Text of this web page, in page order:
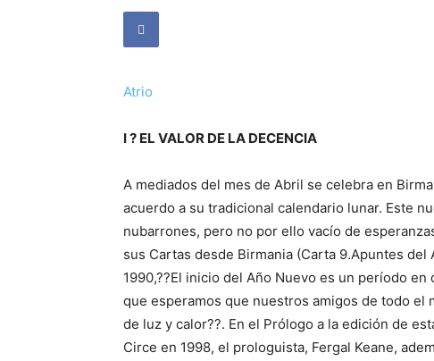
Atrio
I ? EL VALOR DE LA DECENCIA
A mediados del mes de Abril se celebra en
acuerdo a su tradicional calendario lunar. Este
nubarrones, pero no por ello vacío de
sus Cartas desde Birmania (Carta 9.Apuntes
1990,??El inicio del Año Nuevo es un período
que esperamos que nuestros amigos de todo el
de luz y calor??. En el Prólogo a la edición de
Circe en 1998, el prologuista, Fergal Keane,